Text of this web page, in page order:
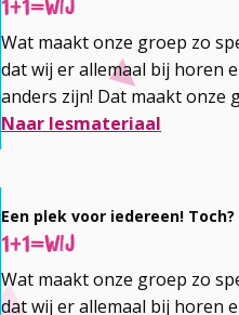
1+1=wij
Wat maakt onze groep zo
dat wij er allemaal bij horen
anders zijn! Dat maakt onze
Naar lesmateriaal
Een plek voor iedereen! Toch?
1+1=wij
Wat maakt onze groep zo
dat wij er allemaal bij horen